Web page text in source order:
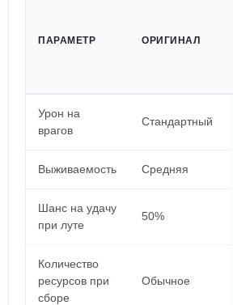
ПАРАМЕТР ОРИГИНАЛ
Урон на
врагов
Стандартный
Выживаемость Средняя
Шанс на удачу
при луте
50%
Количество
ресурсов при
сборе
Обычное